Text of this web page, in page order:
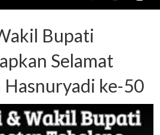
Bupati
Selamat
Hasnuryadi ke-50